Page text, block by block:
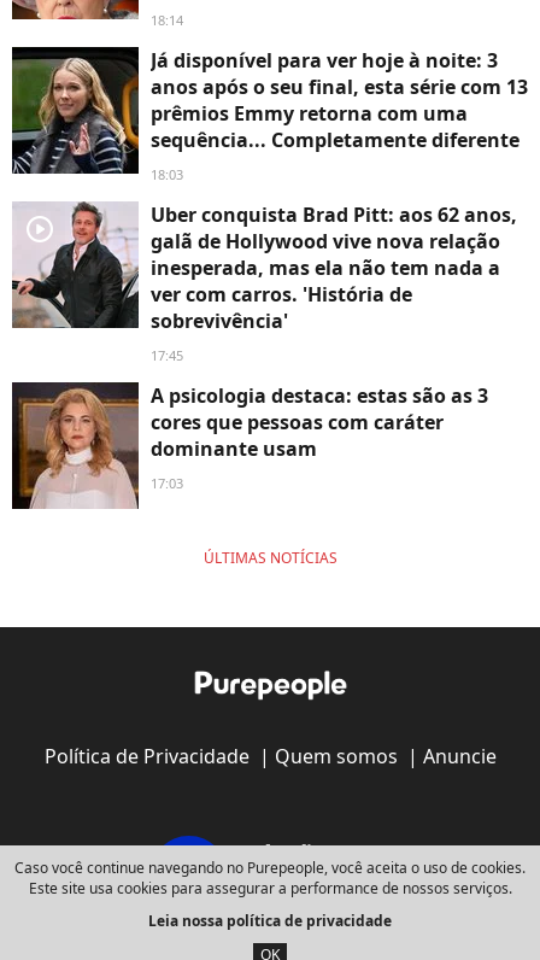
18:14
Já disponível para ver hoje à noite: 3
anos após o seu final, esta série com 13
prêmios Emmy retorna com uma
sequência... Completamente diferente
18:03
player2
Uber conquista Brad Pitt: aos 62 anos,
galã de Hollywood vive nova relação
inesperada, mas ela não tem nada a
ver com carros. 'História de
sobrevivência'
17:45
A psicologia destaca: estas são as 3
cores que pessoas com caráter
dominante usam
17:03
ÚLTIMAS NOTÍCIAS
Política de Privacidade| Quem somos | Anuncie
Copyright © 2008 - 2026
Webedia - Todos os direitos reservados
Caso você continue navegando no Purepeople, você aceita o uso de cookies.
Este site usa cookies para assegurar a performance de nossos serviços.
Leia nossa política de privacidade
OK